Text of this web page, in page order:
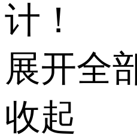
计！
展开全
收起